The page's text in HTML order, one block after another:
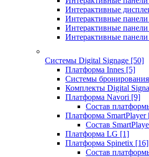
Интерактивные
Интерактивные панели
Интерактивные
Интерактивные
Системы Digital Signage [50]
Платформа Innes [5]
Системы
Комплекты Digital
Платформа Navori [9]
Состав
Платформа SmartPlayer
Состав
Платформа LG [1]
Платформа Spinetix [16]
Состав